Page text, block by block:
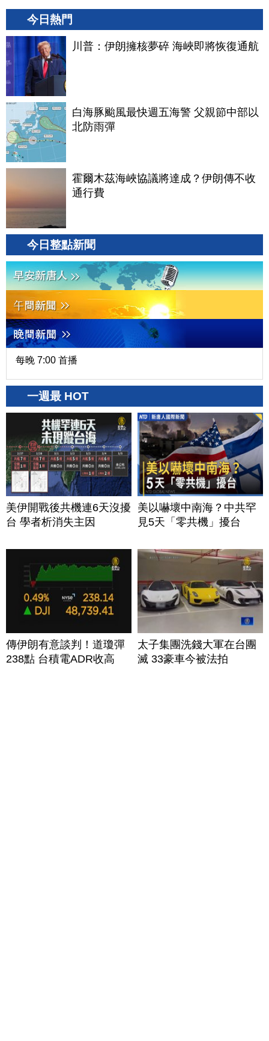
今日熱門
川普：伊朗擁核夢碎 海峽即將恢復通航
白海豚颱風最快週五海警 父親節中部以
北防雨彈
霍爾木茲海峽協議將達成？伊朗傳不收
通行費
今日整點新聞
每晚 7:00 首播
一週最 HOT
美伊開戰後共機連6天沒擾
台 學者析消失主因
美以嚇壞中南海？中共罕
見5天「零共機」擾台
傳伊朗有意談判！道瓊彈
238點 台積電ADR收高
太子集團洗錢大軍在台團
滅 33豪車今被法拍